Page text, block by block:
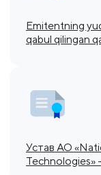
Emitentning
qabul qilingan
Устав АО
Technologies»